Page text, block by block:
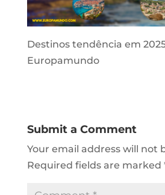
Destinos tendência em
Europamundo
Submit a Comment
Your email address will not
Required fields are marked